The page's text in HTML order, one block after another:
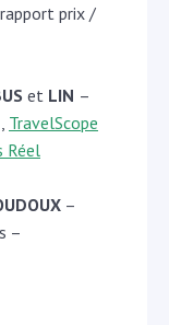
rapport prix /
et LIN –
TravelScope
Réel
–
–